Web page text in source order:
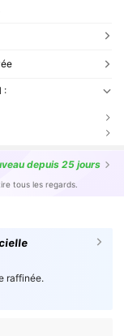
:
depuis 25 jours
tous les regards.
raffinée.